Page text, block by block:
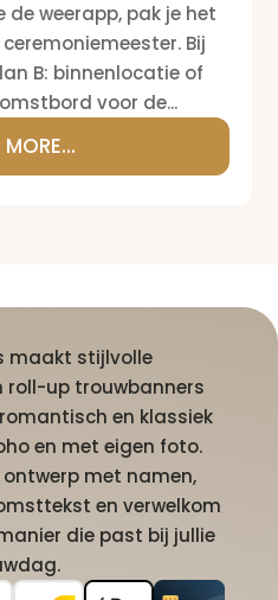
de weerapp, pak je het
Bij
B: binnenlocatie of
voor de...
MORE...
maakt stijlvolle
roll-up trouwbanners
en klassiek
en met eigen foto.
ontwerp met namen,
en verwelkom
die past bij jullie